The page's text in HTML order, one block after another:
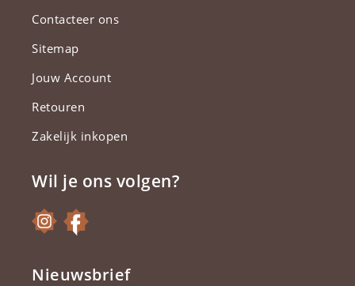
Contacteer ons
Sitemap
Jouw Account
Retouren
Zakelijk inkopen
Wil je ons volgen?
Nieuwsbrief